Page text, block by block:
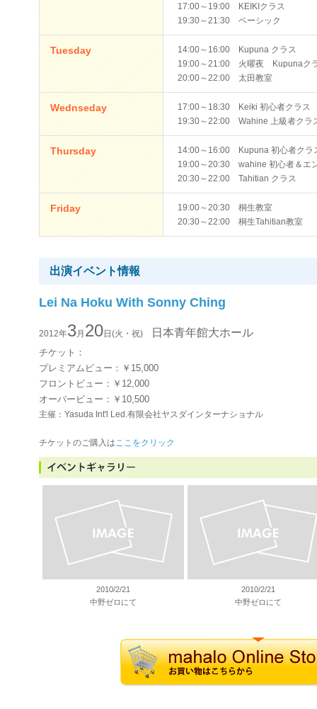
17:00～19:00 KEIKIクラス
19:30～21:30 ベーシック
Tuesday
14:00～16:00 Kupuna クラス
19:00～21:00 火曜夜 Kupunaク
20:00～22:00 太田教室
Wednseday
17:00～18:30 Keiki 初心者クラス
19:30～22:00 Wahine 上級者クラ
Thursday
14:00～16:00 Kupuna 初心者クラ
19:00～20:30 wahine 初心者＆エ
20:30～22:00 Tahitian クラス
Friday
19:00～20:30 桐生教室
20:30～22:00 桐生Tahitian教室
出演イベント情報
Lei Na Hoku With Sonny Ching
2012年3月 20日(火・祝) 日本青年館大ホール
チケット：
プレミアムビュー：￥15,000
フロントビュー：￥12,000
オーバービュー：￥10,500
主催：Yasuda Int'l Led.有限会社ヤスダインターナショナル
チケットのご購入はここをクリック
2010/2/21
中野ゼロにて
2010/2/21
中野ゼロにて